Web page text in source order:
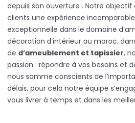
depuis son ouverture . Notre objectif
clients une expérience
exceptionnelle dans le domaine
décoration d’intérieur au maroc.
de d’ameublement et tapissier,
passion : répondre à vos besoins et
nous somme conscients de
délais, pour cela notre équipe
vous livrer à temps et dans les